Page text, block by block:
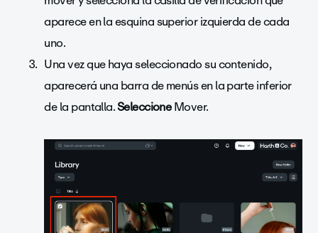
aparece en la esquina superior izquierda de cada
uno.
Una vez que haya seleccionado su contenido,
aparecerá una barra de menús en la parte inferior
de la pantalla.SeleccioneMover.